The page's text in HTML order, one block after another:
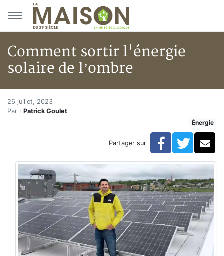
Aller au menu principal
Aller au contenu principal
Comment sortir l'énergie
solaire de l’ombre
Accueil
Articles
Comment sortir l'énergie solaire de l’ombre
Comment sortir l'énergie
26 juillet, 2023
Par : Patrick Goulet
Énergie
Partager sur Facebook